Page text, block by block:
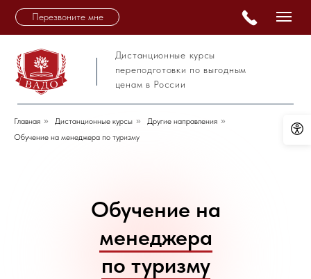
Дистанционные курсы
переподготовки по выгодным
ценам в России
Перезвоните мне
Главная » Дистанционные курсы » Другие направления »
Обучение на менеджера по туризму
Обучение на
менеджера
по туризму